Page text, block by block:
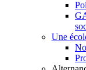
Une